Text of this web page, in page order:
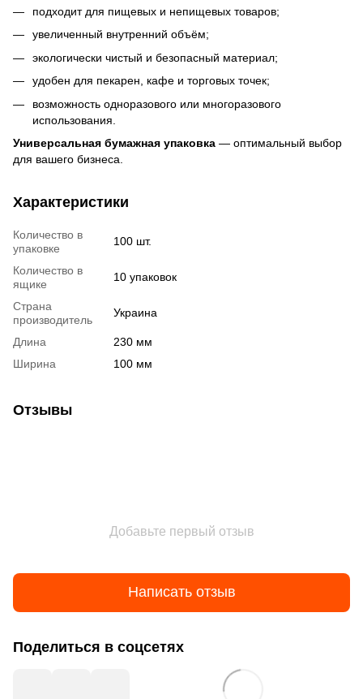
подходит для пищевых и непищевых товаров;
увеличенный внутренний объём;
экологически чистый и безопасный материал;
удобен для пекарен, кафе и торговых точек;
возможность одноразового или многоразового
использования.
Универсальная бумажная упаковка — оптимальный выбор
для вашего бизнеса.
Характеристики
Количество в
упаковке
100 шт.
Количество в
ящике
10 упаковок
Страна
производитель
Украина
Длина
230 мм
Ширина
100 мм
Отзывы
Добавьте первый отзыв
Написать отзыв
Поделиться в соцсетях